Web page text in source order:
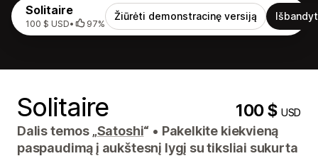
Solitaire
100 $ USD• 97%
Žiūrėti demonstracinę versiją
Solitaire 100 $USD
Dalis temos „Satoshi“ • Pakelkite kiekvieną
paspaudimą į aukštesnį lygį su tiksliai sukurta